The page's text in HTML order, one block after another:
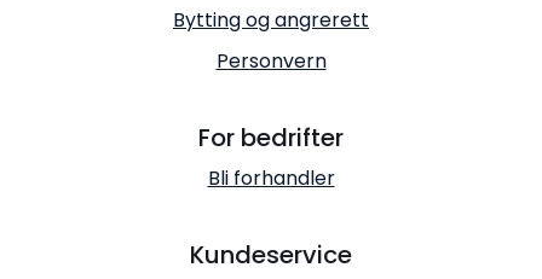
Bytting og angrerett
Personvern
For bedrifter
Bli forhandler
Kundeservice